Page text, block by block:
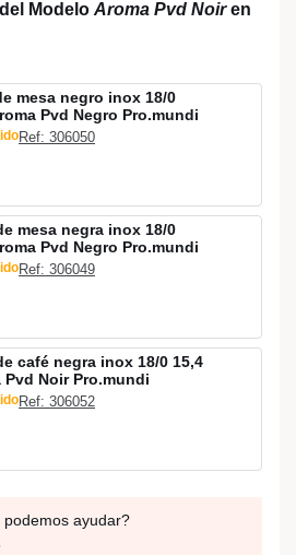
Modelo Aroma Pvd Noiren
mesa negro inox 18/0
Pvd Negro Pro.mundi
Ref: 306050
mesa negra inox 18/0
Pvd Negro Pro.mundi
Ref: 306049
café negra inox 18/0 15,4
Pvd Noir Pro.mundi
Ref: 306052
podemos ayudar?